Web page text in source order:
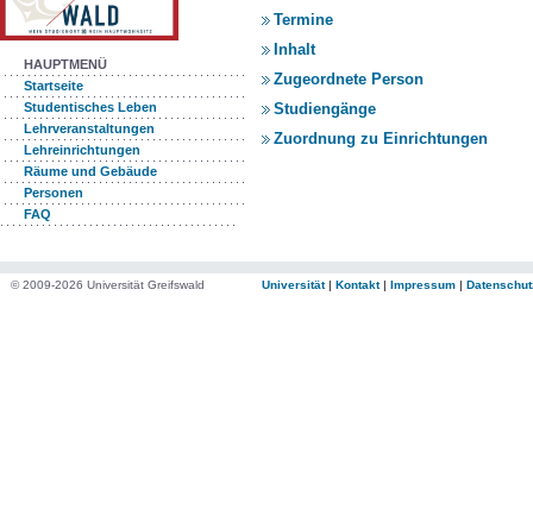
HAUPTMENÜ
Startseite
Studentisches Leben
Lehrveranstaltungen
Lehreinrichtungen
Räume und Gebäude
Personen
FAQ
Termine
Inhalt
Zugeordnete Person
Studiengänge
Zuordnung zu Einrichtungen
© 2009-2026 Universität Greifswald Universität| Kontakt| Impressum |